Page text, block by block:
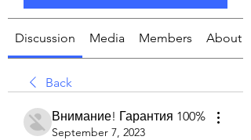
Discussion Media Members About
Back
Внимание! Гарантия 100%
September 7, 2023